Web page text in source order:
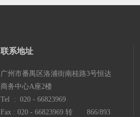
联系地址
广州市番禺区洛浦街南桂路3号恒达
商务中心A座2楼
Tel : 020 - 66823969
Fax : 020 - 66823969 转 866/893